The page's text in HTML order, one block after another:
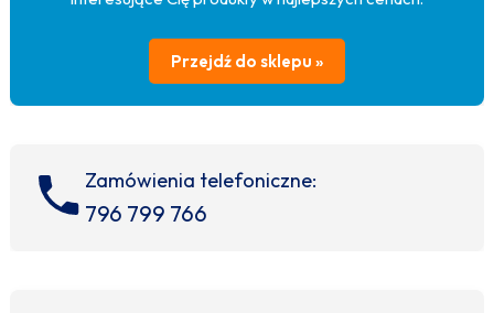
Przejdź do sklepu »
Zamówienia telefoniczne:
796 799 766